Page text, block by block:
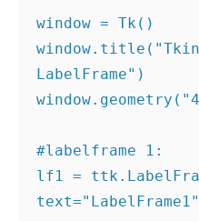
window = Tk()
LabelFrame")
#labelframe 1:
lf1 =